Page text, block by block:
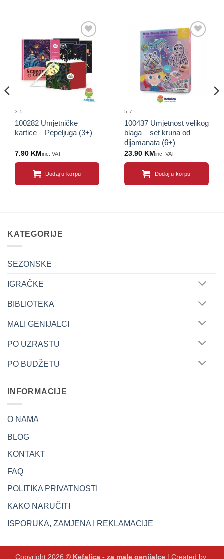
Sačuvaj
proizvod
3-5
100282 Umjetničke
kartice – Pepeljuga (3+)
7.90 KM inc. VAT
Dodaj u korpu
Sačuvaj
proizvod
5-7
100437 Umjetnost velikog
blaga – set kruna od
dijamanata (6+)
23.90 KM inc. VAT
Dodaj u korpu
KATEGORIJE
SEZONSKE
IGRAČKE
BIBLIOTEKA
MALI GENIJALCI
PO UZRASTU
PO BUDŽETU
INFORMACIJE
O NAMA
BLOG
KONTAKT
FAQ
POLITIKA PRIVATNOSTI
KAKO NARUČITI
ISPORUKA, ZAMJENA I REKLAMACIJE
Copyright 2026 © Kefalica - za male genijalce | Created by: